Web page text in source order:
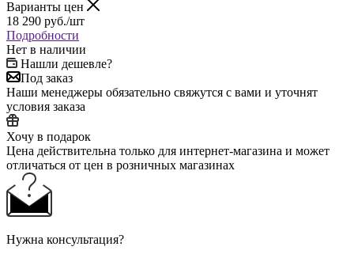
Варианты цен
18 290 руб./шт
Подробности
Нет в наличии
Нашли дешевле?
Под заказ
Наши менеджеры обязательно свяжутся с вами и уточнят
условия заказа
Хочу в подарок
Цена действительна только для интернет-магазина и может
отличаться от цен в розничных магазинах
Нужна консультация?